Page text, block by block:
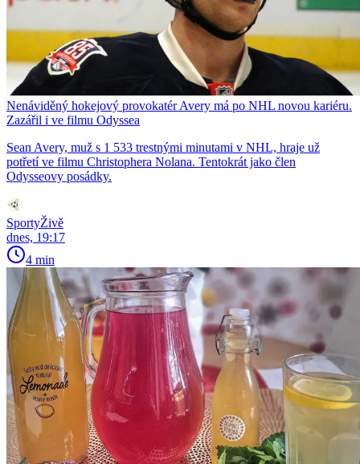
Nenáviděný hokejový provokatér Avery má po NHL novou kariéru.
Zazářil i ve filmu Odyssea
Sean Avery, muž s 1 533 trestnými minutami v NHL, hraje už
potřetí ve filmu Christophera Nolana. Tentokrát jako člen
Odysseovy posádky.
SportyŽivě
dnes, 19:17
4 min